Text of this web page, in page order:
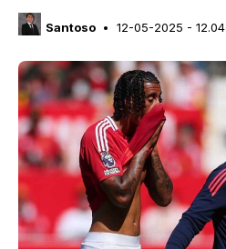
Santoso 12-05-2025 - 12.04